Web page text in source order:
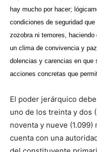
hay mucho por hacer;
condiciones de seguridad
zozobra ni temores,
un clima de convivencia y
dolencias y carencias en que
acciones concretas que
El poder jerárquico
uno de los treinta y dos
noventa y nueve
cuenta con una